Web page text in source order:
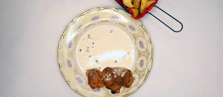
TV Program
Škola vaření
Recepty z TV